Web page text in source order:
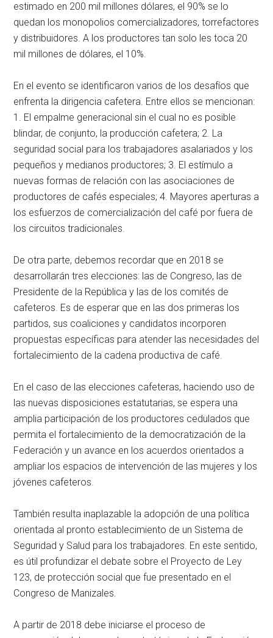
estimado en 200 mil millones dólares, el 90% se lo
quedan los monopolios comercializadores, torrefactores
y distribuidores. A los productores tan solo les toca 20
mil millones de dólares, el 10%.
En el evento se identificaron varios de los desafíos que
enfrenta la dirigencia cafetera. Entre ellos se mencionan:
1. El empalme generacional sin el cual no es posible
blindar, de conjunto, la producción cafetera; 2. La
seguridad social para los trabajadores asalariados y los
pequeños y medianos productores; 3. El estímulo a
nuevas formas de relación con las asociaciones de
productores de cafés especiales; 4. Mayores aperturas a
los esfuerzos de comercialización del café por fuera de
los circuitos tradicionales.
De otra parte, debemos recordar que en 2018 se
desarrollarán tres elecciones: las de Congreso, las de
Presidente de la República y las de los comités de
cafeteros. Es de esperar que en las dos primeras los
partidos, sus coaliciones y candidatos incorporen
propuestas específicas para atender las necesidades del
fortalecimiento de la cadena productiva de café.
En el caso de las elecciones cafeteras, haciendo uso de
las nuevas disposiciones estatutarias, se espera una
amplia participación de los productores cedulados que
permita el fortalecimiento de la democratización de la
Federación y un avance en los acuerdos orientados a
ampliar los espacios de intervención de las mujeres y los
jóvenes cafeteros.
También resulta inaplazable la adopción de una política
orientada al pronto establecimiento de un Sistema de
Seguridad y Salud para los trabajadores. En este sentido,
es útil profundizar el debate sobre el Proyecto de Ley
123, de protección social que fue presentado en el
Congreso de Manizales.
A partir de 2018 debe iniciarse el proceso de